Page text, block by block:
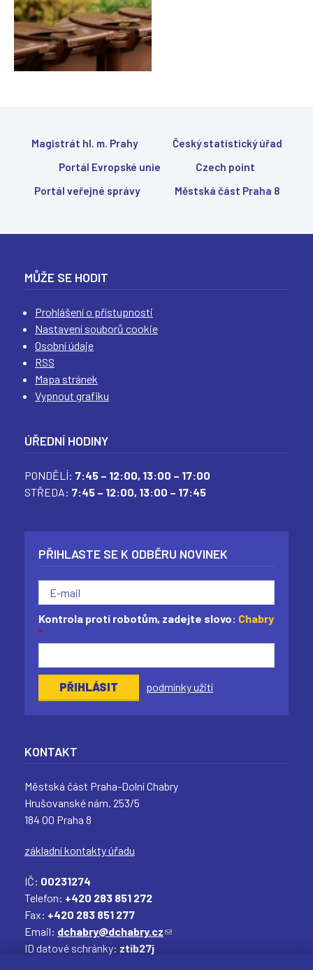
Magistrát hl. m. Prahy
Český statistický úřad
Portál Evropské unie
Czech point
Portál veřejné správy
Městská část Praha 8
MŮŽE SE HODIT
Prohlášení o přístupnosti
Nastavení souborů cookie
Osobní údaje
RSS
Mapa stránek
Vypnout grafiku
ÚŘEDNÍ HODINY
PONDĚLÍ: 7:45 – 12:00, 13:00 – 17:00
STŘEDA: 7:45 – 12:00, 13:00 – 17:45
PŘIHLASTE SE K ODBĚRU NOVINEK
Kontrola proti robotům, zadejte slovo: Chabry
*
podmínky užití
KONTAKT
Městská část Praha-Dolní Chabry
Hrušovanské nám. 253/5
184 00 Praha 8
základní kontakty úřadu
IČ: 00231274
Telefon: +420 283 851 272
Fax: +420 283 851 277
Email: dchabry@dchabry.cz(
ID datové schránky: ztib27j